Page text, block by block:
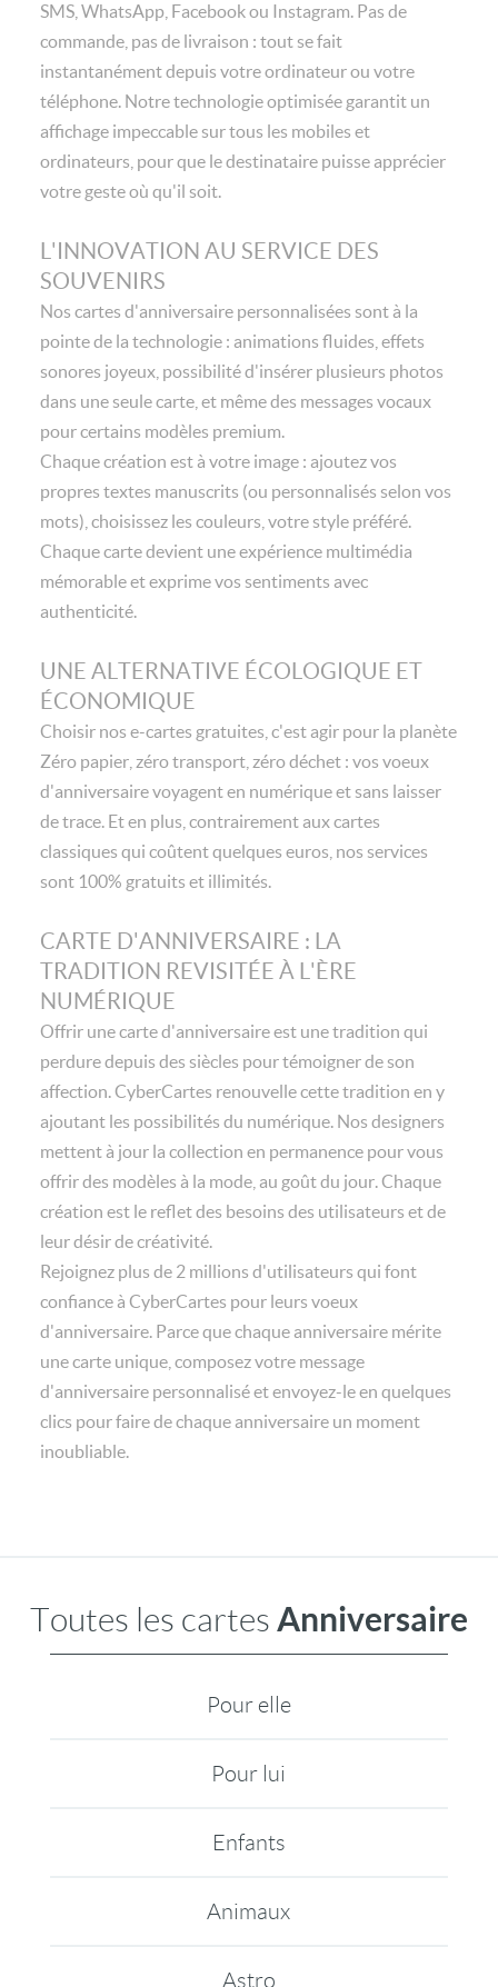
SMS, WhatsApp, Facebook ou Instagram. Pas de
commande, pas de livraison : tout se fait
instantanément depuis votre ordinateur ou votre
téléphone. Notre technologie optimisée garantit un
affichage impeccable sur tous les mobiles et
ordinateurs, pour que le destinataire puisse apprécier
votre geste où qu'il soit.
L'INNOVATION AU SERVICE DES
SOUVENIRS
Nos cartes d'anniversaire personnalisées sont à la
pointe de la technologie : animations fluides, effets
sonores joyeux, possibilité d'insérer plusieurs photos
dans une seule carte, et même des messages vocaux
pour certains modèles premium.
Chaque création est à votre image : ajoutez vos
propres textes manuscrits (ou personnalisés selon vos
mots), choisissez les couleurs, votre style préféré.
Chaque carte devient une expérience multimédia
mémorable et exprime vos sentiments avec
authenticité.
UNE ALTERNATIVE ÉCOLOGIQUE ET
ÉCONOMIQUE
Choisir nos e-cartes gratuites, c'est agir pour la planète
Zéro papier, zéro transport, zéro déchet : vos voeux
d'anniversaire voyagent en numérique et sans laisser
de trace. Et en plus, contrairement aux cartes
classiques qui coûtent quelques euros, nos services
sont 100% gratuits et illimités.
CARTE D'ANNIVERSAIRE : LA
TRADITION REVISITÉE À L'ÈRE
NUMÉRIQUE
Offrir une carte d'anniversaire est une tradition qui
perdure depuis des siècles pour témoigner de son
affection. CyberCartes renouvelle cette tradition en y
ajoutant les possibilités du numérique. Nos designers
mettent à jour la collection en permanence pour vous
offrir des modèles à la mode, au goût du jour. Chaque
création est le reflet des besoins des utilisateurs et de
leur désir de créativité.
Rejoignez plus de 2 millions d'utilisateurs qui font
confiance à CyberCartes pour leurs voeux
d'anniversaire. Parce que chaque anniversaire mérite
une carte unique, composez votre message
d'anniversaire personnalisé et envoyez-le en quelques
clics pour faire de chaque anniversaire un moment
inoubliable.
Toutes les cartes Anniversaire
Pour elle
Pour lui
Enfants
Animaux
Astro